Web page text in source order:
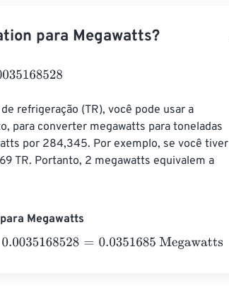
para Megawatts?
refrigeração (TR), você pode usar a
para converter megawatts para toneladas
por 284,345. Por exemplo, se você tiver
TR. Portanto, 2 megawatts equivalem a
Megawatts
=0.0351685 Megawatts